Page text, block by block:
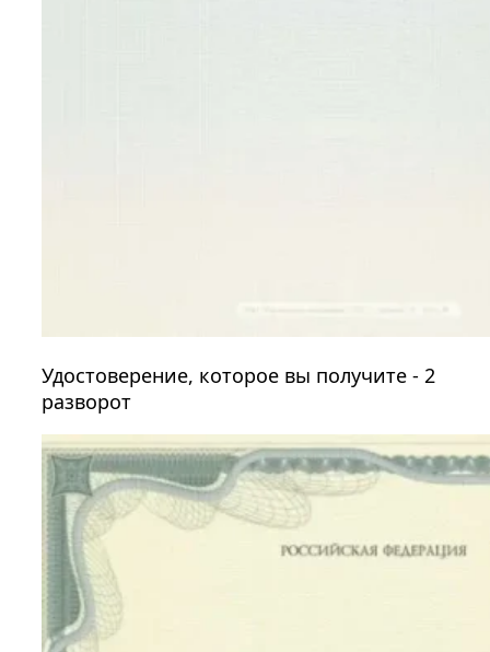
Удостоверение, которое вы получите - 2
разворот